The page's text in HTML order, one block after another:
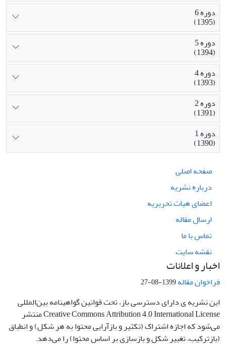
دوره 6
(1395)
دوره 5
(1394)
دوره 4
(1393)
دوره 2
(1391)
دوره 1
(1390)
صفحه اصلی
درباره نشریه
اعضای هیات تحریریه
ارسال مقاله
تماس با ما
نقشه سایت
اخبار و اعلانات
فراخوان مقاله1399-08-27
این نشریه ی دارای دسترسی باز، تحت قوانین گواهینامه بین‌المللی
Creative Commons Attribution 4.0 International License منتشر
می‌شود که اجازه اشتراک (تکثیر و بازآرایی محتوا به هر شکل) و انطباق
(بازترکیب، تغییر شکل و بازسازی بر اساس محتوا) را می‌دهد.